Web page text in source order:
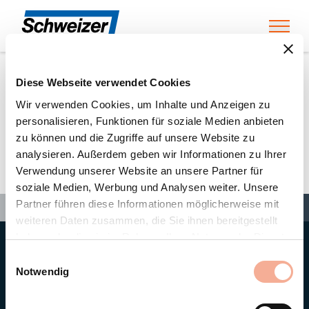
Diese Webseite verwendet Cookies
Wir verwenden Cookies, um Inhalte und Anzeigen zu
personalisieren, Funktionen für soziale Medien anbieten
zu können und die Zugriffe auf unsere Website zu
analysieren. Außerdem geben wir Informationen zu Ihrer
Verwendung unserer Website an unsere Partner für
soziale Medien, Werbung und Analysen weiter. Unsere
Partner führen diese Informationen möglicherweise mit
weiteren Daten zusammen, die Sie ihnen bereitgestellt
haben oder die sie im Rahmen Ihrer Nutzung der Dienste
Notwendig
Home Partners Solana Renewable Technochnologies
Solana Renewable
Technochnologies
Search
Search Search
Home» Partners»Solana Renewable Technochnologies
Ernst Schweizer AG
Bahnhofplatz 11